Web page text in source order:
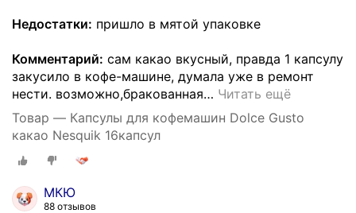
Недостатки: пришло в мятой упаковке
Комментарий: сам какао вкусный, правда 1 капсулу
закусило в кофе-машине, думала уже в ремонт
нести. возможно,бракованная… Читать ещё
Товар — Капсулы для кофемашин Dolce Gusto
какао Nesquik 16капсул
МКЮ
88 отзывов